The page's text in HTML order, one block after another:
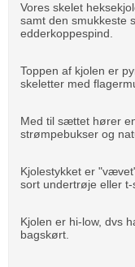
Vores skelet
samt den smukkeste
edderkoppespind.
Toppen af kjolen er
skeletter med
Med til sættet hører
strømpebukser og
Kjolestykket er
sort undertrøje eller
Kjolen er hi-low, dvs
bagskørt.